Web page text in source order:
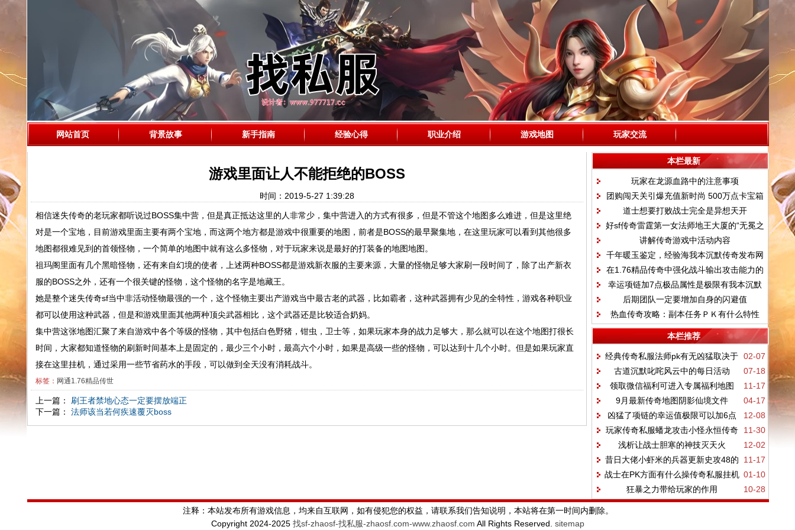
网站首页 背景故事 新手指南 经验心得 职业介绍 游戏地图 玩家交流
游戏里面让人不能拒绝的BOSS
时间：2019-5-27 1:39:28
相信迷失传奇的老玩家都听说过BOSS集中营，但是真正抵达这里的人非常少，集中营进入的方式有很多，但是不管这个地图多么难进，但是这里绝
对是一个宝地，目前游戏里面主要有两个宝地，而这两个地方都是游戏中很重要的地图，前者是BOSS的最早聚集地，在这里玩家可以看到其他很多
地图都很难见到的首领怪物，一个简单的地图中就有这么多怪物，对于玩家来说是最好的打装备的地图地图。
祖玛阁里面有几个黑暗怪物，还有来自幻境的使者，上述两种BOSS都是游戏新衣服的主要来源，大量的怪物足够大家刷一段时间了，除了出产新衣
服的BOSS之外，还有一个很关键的怪物，这个怪物的名字是地藏王。
她是整个迷失传奇sf当中非活动怪物最强的一个，这个怪物主要出产游戏当中最古老的武器，比如霸者，这种武器拥有少见的全特性，游戏各种职业
都可以使用这种武器，但是和游戏里面其他两种顶尖武器相比，这个武器还是比较适合奶妈。
集中营这张地图汇聚了来自游戏中各个等级的怪物，其中包括白色野猪，钳虫，卫士等，如果玩家本身的战力足够大，那么就可以在这个地图打很长
时间，大家都知道怪物的刷新时间基本上是固定的，最少三个小时，最高六个小时，如果是高级一些的怪物，可以达到十几个小时。但是如果玩家直
接在这里挂机，通过采用一些节省药水的手段，可以做到全天没有消耗战斗。
标签： 网通1.76精品传世
上一篇： 刷王者禁地心态一定要摆放端正
下一篇： 法师该当若何疾速覆灭boss
本栏最新
玩家在龙源血路中的注意事项
团购闯天关引爆充值新时尚 500万点卡宝箱
1 76天下毁灭疯狂送
道士想要打败战士完全是异想天开
好sf传奇雷霆第一女法师地王大厦的“无冕之
王”香衣贝贝
讲解传奇游戏中活动内容
千年暖玉鉴定，经验海我本沉默传奇发布网
量汇聚
在1.76精品传奇中强化战斗输出攻击能力的
方法
幸运项链加7点极品属性是极限有我本沉默
嘟嘟传奇2根灯笼超越极限了
后期团队一定要增加自身的闪避值
热血传奇攻略：副本任务ＰＫ有什么特性
本栏推荐
02-07
经典传奇私服法师pk有无凶猛取决于
经历
07-18
古道沉默叱咤风云中的每日活动
11-17
领取微信福利可进入专属福利地图
04-17
9月最新传奇地图阴影仙境文件
12-08
凶猛了项链的幸运值极限可以加6点
11-30
玩家传奇私服蟠龙攻击小怪永恒传奇
私服的技传奇网站有哪些巧
12-02
浅析让战士胆寒的神技灭天火
11-17
昔日大佬小虾米的兵器更新史攻48的
裁决让人印象深刻
01-10
战士在PK方面有什么操传奇私服挂机
外挂作技巧
10-28
狂暴之力带给玩家的作用
注释：本站发布所有游戏信息，均来自互联网，如有侵犯您的权益，请联系我们告知说明，本站将在第一时间内删除。
Copyright 2024-2025 找sf-zhaosf-找私服-zhaosf.com-www.zhaosf.com All Rights Reserved. sitemap